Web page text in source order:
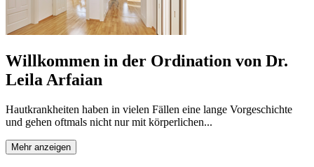
Willkommen in der Ordination von Dr.
Leila Arfaian
Hautkrankheiten haben in vielen Fällen eine lange Vorgeschichte
und gehen oftmals nicht nur mit körperlichen...
Mehr anzeigen